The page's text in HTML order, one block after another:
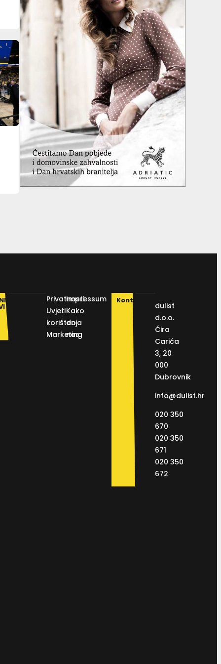
Privatnosti
Uvjeti
korištenja
Marketing
Impressum
Kako
do
nas
Kontakt
dulist
d.o.o.
Ćira
Carića
3, 20
000
Dubrovnik
info@dulist.hr
020 350
670
020 350
671
020 350
672